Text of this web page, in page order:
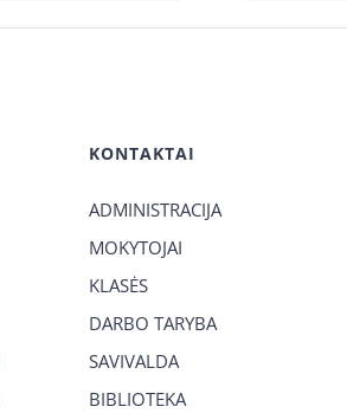
KONTAKTAI
ADMINISTRACIJA
MOKYTOJAI
KLASĖS
DARBO TARYBA
SAVIVALDA
BIBLIOTEKA